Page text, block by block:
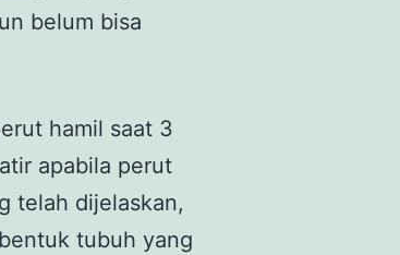
belum bisa
hamil saat 3
apabila perut
telah dijelaskan,
tubuh yang